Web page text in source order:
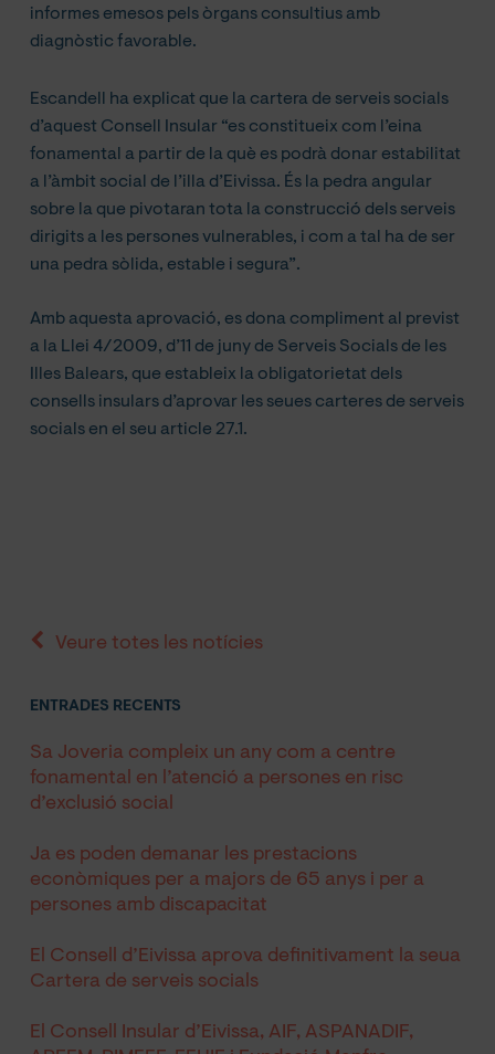
informes emesos pels òrgans consultius amb
diagnòstic favorable.
Escandell ha explicat que la cartera de serveis socials
d’aquest Consell Insular “es constitueix com l’eina
fonamental a partir de la què es podrà donar estabilitat
a l’àmbit social de l’illa d’Eivissa. És la pedra angular
sobre la que pivotaran tota la construcció dels serveis
dirigits a les persones vulnerables, i com a tal ha de ser
una pedra sòlida, estable i segura”.
Amb aquesta aprovació, es dona compliment al previst
a la Llei 4/2009, d’11 de juny de Serveis Socials de les
Illes Balears, que estableix la obligatorietat dels
consells insulars d’aprovar les seues carteres de serveis
socials en el seu article 27.1.
Veure totes les notícies
ENTRADES RECENTS
Sa Joveria compleix un any com a centre
fonamental en l’atenció a persones en risc
d’exclusió social
Ja es poden demanar les prestacions
econòmiques per a majors de 65 anys i per a
persones amb discapacitat
El Consell d’Eivissa aprova definitivament la seua
Cartera de serveis socials
El Consell Insular d’Eivissa, AIF, ASPANADIF,